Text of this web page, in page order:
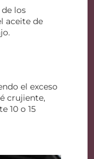
los
aceite de
el exceso
crujiente,
10 o 15